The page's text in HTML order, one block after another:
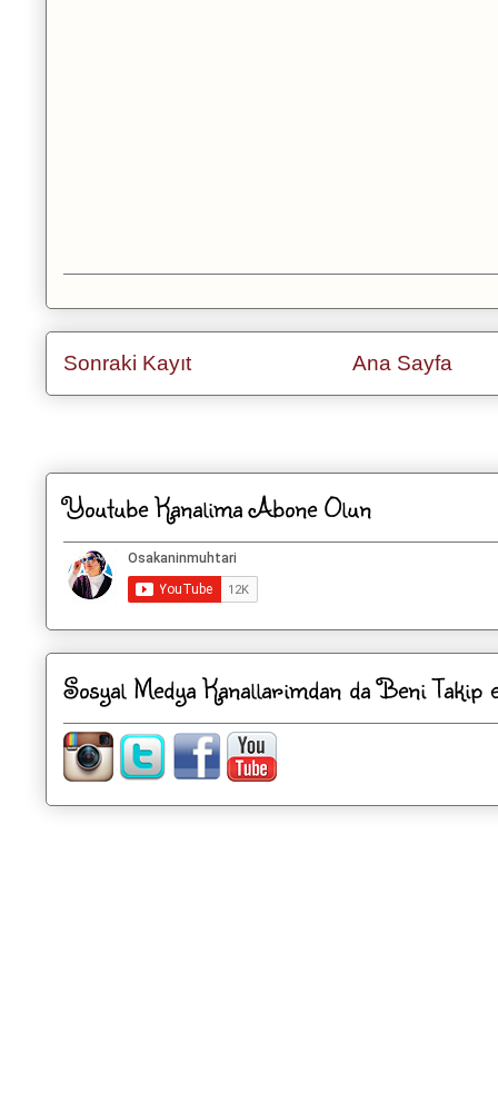
Sonraki Kayıt Ana Sayfa
Youtube Kanalima Abone Olun
Sosyal Medya Kanallarimdan da Beni Takip